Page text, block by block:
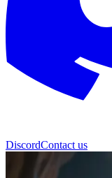
DiscordContact us